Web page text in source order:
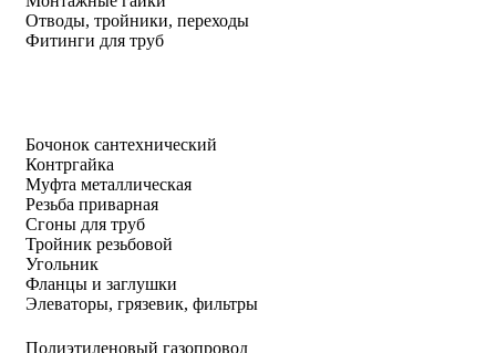
Отводы, тройники, переходы
Фитинги для труб
Бочонок сантехнический
Контргайка
Муфта металлическая
Резьба приварная
Сгоны для труб
Тройник резьбовой
Угольник
Фланцы и заглушки
Элеваторы, грязевик, фильтры
Полиэтиленовый газопровод